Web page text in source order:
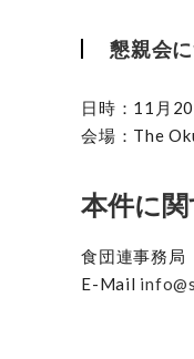
懇親会
日時：11月
会場：The
本件に
食団連事務局
E-Mail